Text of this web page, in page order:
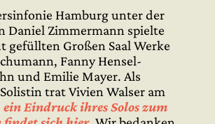
Hamburg unter der
Daniel Zimmermann spielte
gefüllten Großen Saal Werke
Fanny Hensel-
und Emilie Mayer. Als
trat Vivien Walser am
ein Eindruck ihres Solos zum